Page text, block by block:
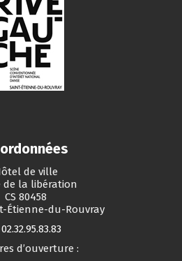
de ville
de la libération
CS 80458
Étienne-du-Rouvray
02.32.95.83.83
d’ouverture :